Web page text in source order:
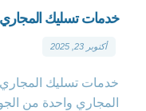
خدمات تسليك المجاري في
أكتوبر 23, 2025
خدمات تسليك
المجاري واحدة من